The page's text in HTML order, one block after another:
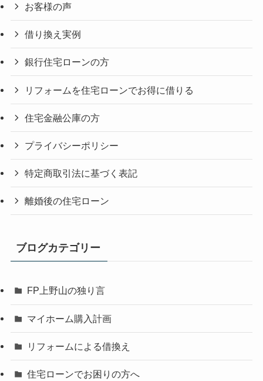
お客様の声
借り換え実例
銀行住宅ローンの方
リフォームを住宅ローンでお得に借りる
住宅金融公庫の方
プライバシーポリシー
特定商取引法に基づく表記
離婚後の住宅ローン
ブログカテゴリー
FP上野山の独り言
マイホーム購入計画
リフォームによる借換え
住宅ローンでお困りの方へ